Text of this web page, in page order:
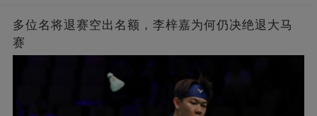
多位名将退赛空出名额，李梓嘉为何仍决绝退大马
赛